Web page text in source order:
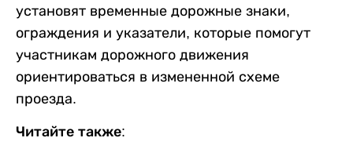
установят временные дорожные знаки,
ограждения и указатели, которые помогут
участникам дорожного движения
ориентироваться в измененной схеме
проезда.
Читайте также: